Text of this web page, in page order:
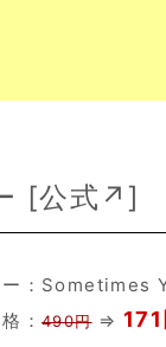
[公式↗]
： Sometimes
： 490円⇒